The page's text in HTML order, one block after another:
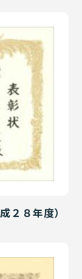
２８年度）